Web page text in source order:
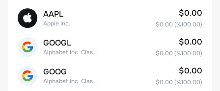
AAPL
Apple Inc.
$0.00
$0.00 (%100.00)
GOOGL
Alphabet Inc. Class A Common Stock
$0.00
$0.00 (%100.00)
GOOG
Alphabet Inc. Class C Capital Stock
$0.00
$0.00 (%100.00)